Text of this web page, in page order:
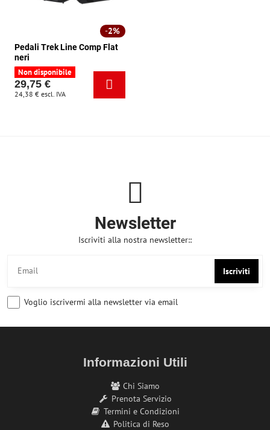
2%
Pedali Trek Line Comp Flat
neri
Non disponibile
29,75 €
24,38 € escl. IVA
Newsletter
Iscriviti alla nostra newsletter::
Iscriviti
Voglio iscrivermi alla newsletter via email
Informazioni Utili
Chi Siamo
Prenota Servizio
Termini e Condizioni
Politica di Reso